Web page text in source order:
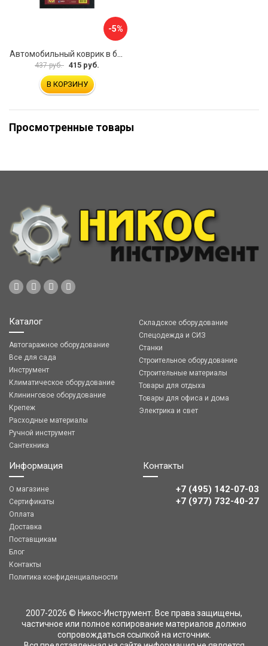
-5%
437 руб. 415 руб.
В КОРЗИНУ
Просмотренные товары
Каталог
Автогаражное оборудование
Все для сада
Инструмент
Климатическое оборудование
Клининговое оборудование
Крепеж
Расходные материалы
Ручной инструмент
Сантехника
Складское оборудование
Спецодежда и СИЗ
Станки
Строительное оборудование
Строительные материалы
Товары для отдыха
Товары для офиса и дома
Электрика и свет
Информация
О магазине
Сертификаты
Оплата
Доставка
Поставщикам
Блог
Контакты
Политика конфиденциальности
Контакты
+7 (495) 142-07-03
‎‎+7 (977) 732-40-27
2007-2026 © Никос-Инструмент. Все права защищены,
частичное или полное копирование материалов должно
сопровождаться ссылкой на источник.